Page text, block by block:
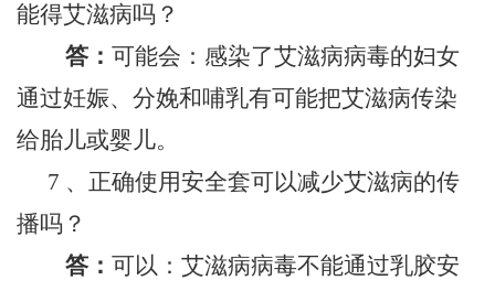
能得艾滋病吗？
答： 可能会：感染了艾滋病病毒的妇女
通过妊娠、分娩和哺乳有可能把艾滋病传染
给胎儿或婴儿。
7 、正确使用安全套可以减少艾滋病的传
播吗？
答： 可以：艾滋病病毒不能通过乳胶安